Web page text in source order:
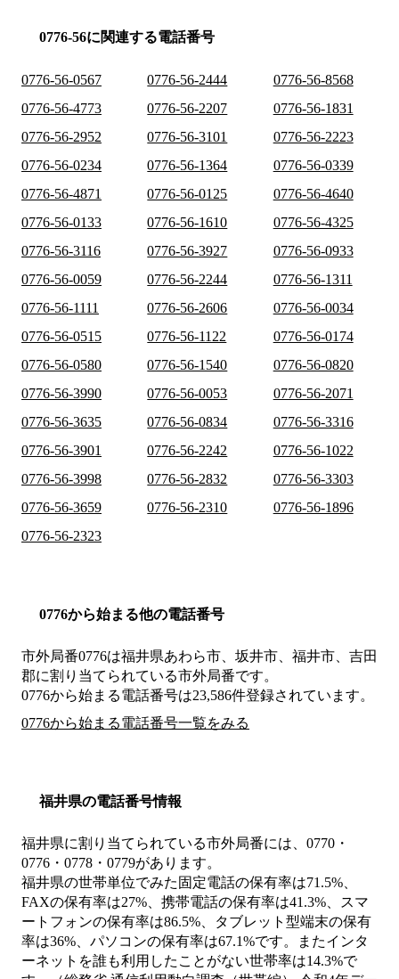
0776-56に関連する電話番号
0776-56-0567 0776-56-2444
0776-56-8568
0776-56-4773
0776-56-2207
0776-56-1831
0776-56-2952
0776-56-3101
0776-56-2223
0776-56-0234
0776-56-1364
0776-56-0339
0776-56-4871
0776-56-0125
0776-56-4640
0776-56-0133
0776-56-1610
0776-56-4325
0776-56-3116
0776-56-3927
0776-56-0933
0776-56-0059
0776-56-2244
0776-56-1311
0776-56-1111
0776-56-2606
0776-56-0034
0776-56-0515
0776-56-1122
0776-56-0174
0776-56-0580
0776-56-1540
0776-56-0820
0776-56-3990
0776-56-0053
0776-56-2071
0776-56-3635
0776-56-0834
0776-56-3316
0776-56-3901
0776-56-2242
0776-56-1022
0776-56-3998
0776-56-2832
0776-56-3303
0776-56-3659
0776-56-2310
0776-56-1896
0776-56-2323
0776から始まる他の電話番号
市外局番0776は福井県あわら市、坂井市、福井市、吉田
郡に割り当てられている市外局番です。
0776から始まる電話番号は23,586件登録されています。
0776から始まる電話番号一覧をみる
福井県の電話番号情報
福井県に割り当てられている市外局番には、0770・
0776・0778・0779があります。
福井県の世帯単位でみた固定電話の保有率は71.5%、
FAXの保有率は27%、携帯電話の保有率は41.3%、スマ
ートフォンの保有率は86.5%、タブレット型端末の保有
率は36%、パソコンの保有率は67.1%です。またインタ
ーネットを誰も利用したことがない世帯率は14.3%で